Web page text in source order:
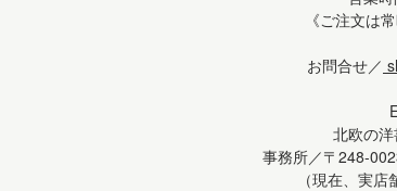
《ご注文は
お問合せ／
北欧の
事務所／〒248-
（現在、実店